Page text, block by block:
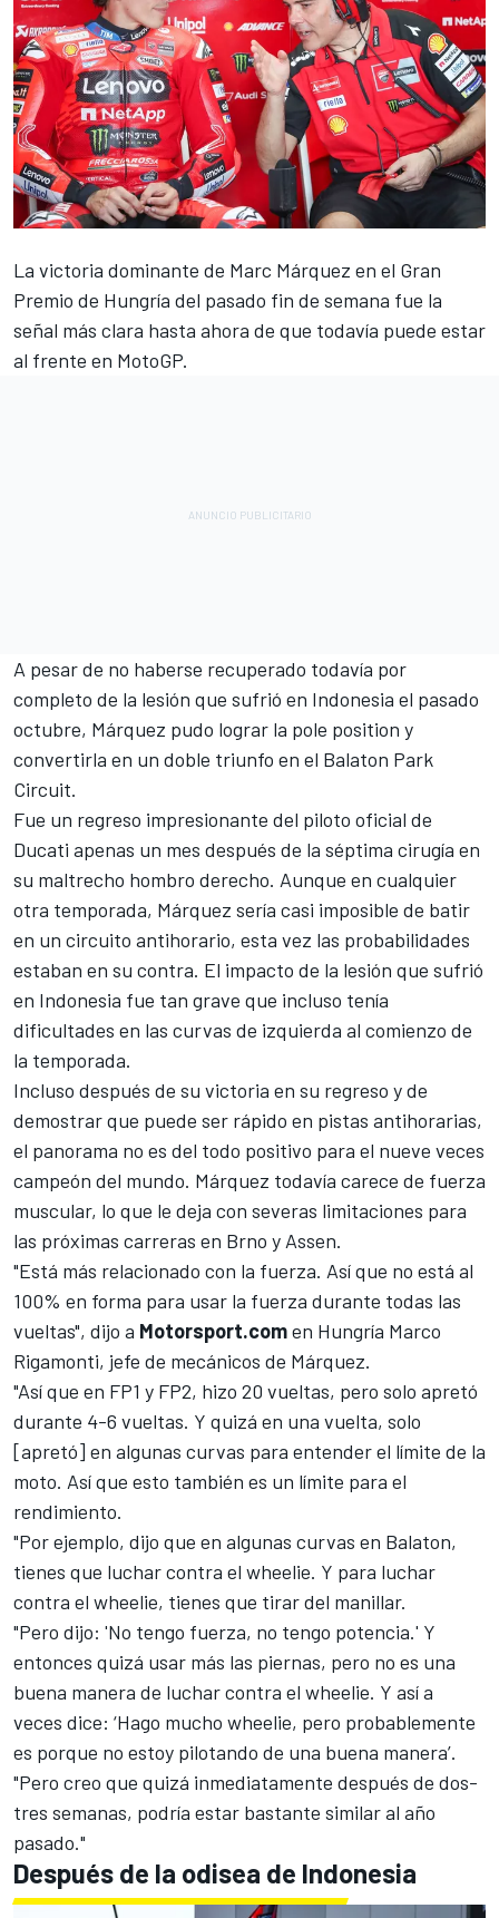
La victoria dominante de Marc Márquez en el Gran
Premio de Hungría del pasado fin de semana fue la
señal más clara hasta ahora de que todavía puede estar
al frente en MotoGP.
A pesar de no haberse recuperado todavía por
completo de la lesión que sufrió en Indonesia el pasado
octubre, Márquez pudo lograr la pole position y
convertirla en un doble triunfo en el Balaton Park
Circuit.
Fue un regreso impresionante del piloto oficial de
Ducati apenas un mes después de la séptima cirugía en
su maltrecho hombro derecho. Aunque en cualquier
otra temporada, Márquez sería casi imposible de batir
en un circuito antihorario, esta vez las probabilidades
estaban en su contra. El impacto de la lesión que sufrió
en Indonesia fue tan grave que incluso tenía
dificultades en las curvas de izquierda al comienzo de
la temporada.
Incluso después de su victoria en su regreso y de
demostrar que puede ser rápido en pistas antihorarias,
el panorama no es del todo positivo para el nueve veces
campeón del mundo. Márquez todavía carece de fuerza
muscular, lo que le deja con severas limitaciones para
las próximas carreras en Brno y Assen.
"Está más relacionado con la fuerza. Así que no está al
100% en forma para usar la fuerza durante todas las
vueltas", dijo a Motorsport.comen Hungría Marco
Rigamonti, jefe de mecánicos de Márquez.
"Así que en FP1 y FP2, hizo 20 vueltas, pero solo apretó
durante 4-6 vueltas. Y quizá en una vuelta, solo
[apretó] en algunas curvas para entender el límite de la
moto. Así que esto también es un límite para el
rendimiento.
"Por ejemplo, dijo que en algunas curvas en Balaton,
tienes que luchar contra el wheelie. Y para luchar
contra el wheelie, tienes que tirar del manillar.
"Pero dijo: 'No tengo fuerza, no tengo potencia.' Y
entonces quizá usar más las piernas, pero no es una
buena manera de luchar contra el wheelie. Y así a
veces dice: ‘Hago mucho wheelie, pero probablemente
es porque no estoy pilotando de una buena manera’.
"Pero creo que quizá inmediatamente después de dos-
tres semanas, podría estar bastante similar al año
pasado."
Después de la odisea de Indonesia